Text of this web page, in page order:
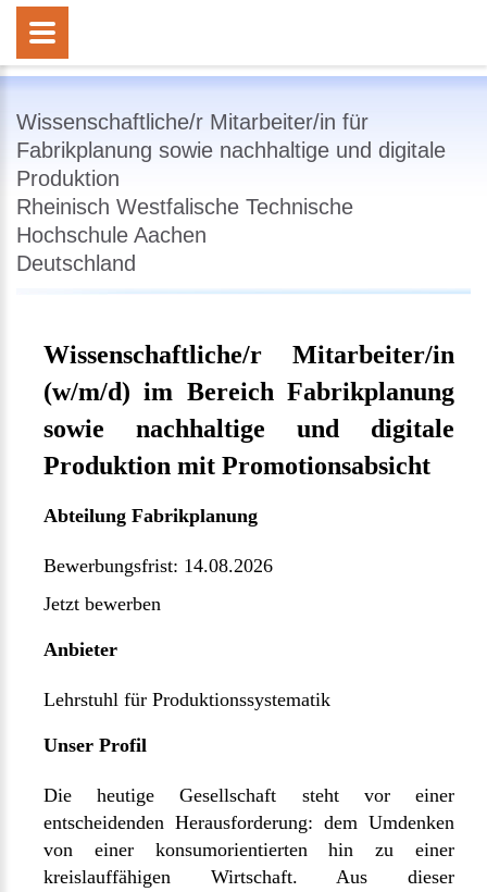
Wissenschaftliche/r Mitarbeiter/in für
Fabrikplanung sowie nachhaltige und digitale
Produktion
Rheinisch Westfalische Technische
Hochschule Aachen
Deutschland
Wissenschaftliche/r Mitarbeiter/in
(w/m/d) im Bereich Fabrikplanung
sowie nachhaltige und digitale
Produktion mit Promotionsabsicht
Abteilung Fabrikplanung
Bewerbungsfrist: 14.08.2026
Jetzt bewerben
Anbieter
Lehrstuhl für Produktionssystematik
Unser Profil
Die heutige Gesellschaft steht vor einer
entscheidenden Herausforderung: dem Umdenken
von einer konsumorientierten hin zu einer
kreislauffähigen Wirtschaft. Aus dieser